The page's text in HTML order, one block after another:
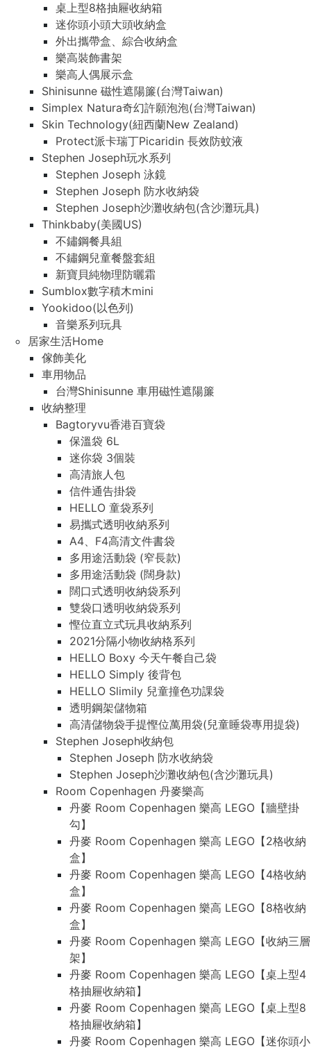
桌上型8格抽屜收納箱
迷你頭小頭大頭收納盒
外出攜帶盒、綜合收納盒
樂高裝飾書架
樂高人偶展示盒
Shinisunne 磁性遮陽簾(台灣Taiwan)
Simplex Natura奇幻許願泡泡(台灣Taiwan)
Skin Technology(紐西蘭New Zealand)
Protect派卡瑞丁Picaridin 長效防蚊液
Stephen Joseph玩水系列
Stephen Joseph 泳鏡
Stephen Joseph 防水收納袋
Stephen Joseph沙灘收納包(含沙灘玩具)
Thinkbaby(美國US)
不鏽鋼餐具組
不鏽鋼兒童餐盤套組
新寶貝純物理防曬霜
Sumblox數字積木mini
Yookidoo(以色列)
音樂系列玩具
居家生活Home
傢飾美化
車用物品
台灣Shinisunne 車用磁性遮陽簾
收納整理
Bagtoryvu香港百寶袋
保溫袋 6L
迷你袋 3個裝
高清旅人包
信件通告掛袋
HELLO 童袋系列
易攜式透明收納系列
A4、F4高清文件書袋
多用途活動袋 (窄長款)
多用途活動袋 (闊身款)
闊口式透明收納袋系列
雙袋口透明收納袋系列
慳位直立式玩具收納系列
2021分隔小物收納格系列
HELLO Boxy 今天午餐自己袋
HELLO Simply 後背包
HELLO Slimily 兒童撞色功課袋
透明鋼架儲物箱
高清儲物袋手提慳位萬用袋(兒童睡袋專用提袋)
Stephen Joseph收納包
Stephen Joseph 防水收納袋
Stephen Joseph沙灘收納包(含沙灘玩具)
Room Copenhagen 丹麥樂高
丹麥 Room Copenhagen 樂高 LEGO【牆壁掛
勾】
丹麥 Room Copenhagen 樂高 LEGO【2格收納
盒】
丹麥 Room Copenhagen 樂高 LEGO【4格收納
盒】
丹麥 Room Copenhagen 樂高 LEGO【8格收納
盒】
丹麥 Room Copenhagen 樂高 LEGO【收納三層
架】
丹麥 Room Copenhagen 樂高 LEGO【桌上型4
格抽屜收納箱】
丹麥 Room Copenhagen 樂高 LEGO【桌上型8
格抽屜收納箱】
丹麥 Room Copenhagen 樂高 LEGO【迷你頭小